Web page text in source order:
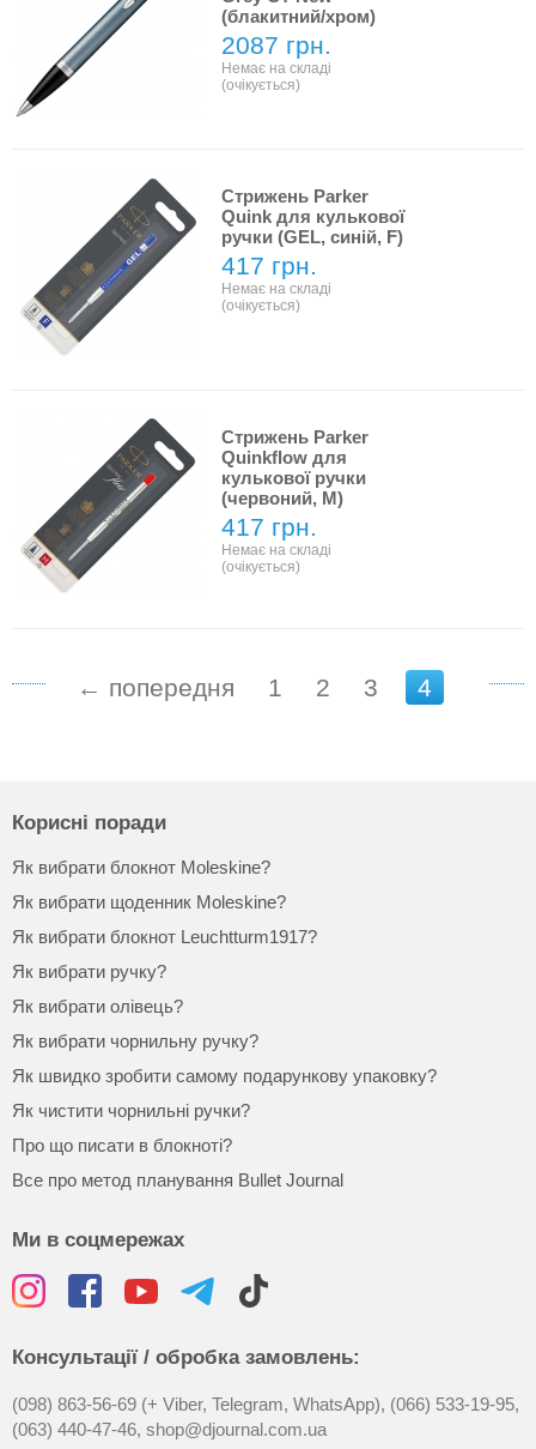
(блакитний/хром)
2087 грн.
Немає на складі
(очікується)
Стрижень Parker
Quink для кулькової
ручки (GEL, синій, F)
417 грн.
Немає на складі
(очікується)
Стрижень Parker
Quinkflow для
кулькової ручки
(червоний, M)
417 грн.
Немає на складі
(очікується)
← попередня 1 2 3 4
Корисні поради
Як вибрати блокнот Moleskine?
Як вибрати щоденник Moleskine?
Як вибрати блокнот Leuchtturm1917?
Як вибрати ручку?
Як вибрати олівець?
Як вибрати чорнильну ручку?
Як швидко зробити самому подарункову упаковку?
Як чистити чорнильні ручки?
Про що писати в блокноті?
Все про метод планування Bullet Journal
Ми в соцмережах
Консультації / обробка замовлень:
(098) 863-56-69 (+ Viber, Telegram, WhatsApp), (066) 533-19-95,
(063) 440-47-46, shop@djournal.com.ua